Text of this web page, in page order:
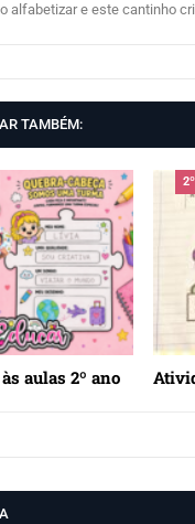
alfabetizar e este cantinho
TAMBÉM:
aulas 2º ano